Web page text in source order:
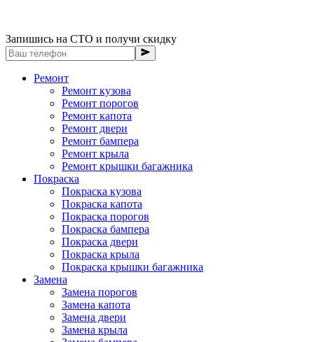
Запишись на СТО и получи скидку
Ремонт
Ремонт кузова
Ремонт порогов
Ремонт капота
Ремонт двери
Ремонт бампера
Ремонт крыла
Ремонт крышки багажника
Покраска
Покраска кузова
Покраска капота
Покраска порогов
Покраска бампера
Покраска двери
Покраска крыла
Покраска крышки багажника
Замена
Замена порогов
Замена капота
Замена двери
Замена крыла